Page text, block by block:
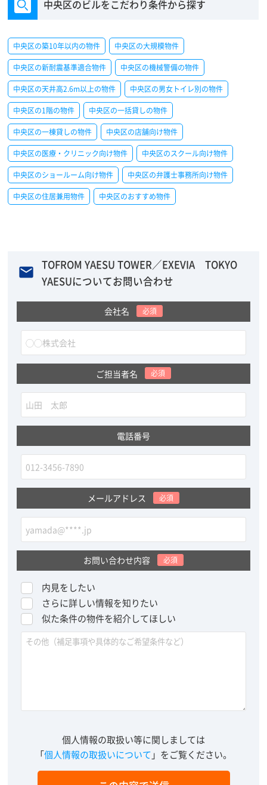
中央区のビルをこだわり条件から探す
中央区の築10年以内の物件 中央区の大規模物件
中央区の新耐震基準適合物件 中央区の機械警備の物件
中央区の天井高2.6m以上の物件 中央区の男女トイレ別の物件
中央区の1階の物件 中央区の一括貸しの物件
中央区の一棟貸しの物件 中央区の店舗向け物件
中央区の医療・クリニック向け物件 中央区のスクール向け物件
中央区のショールーム向け物件 中央区の弁護士事務所向け物件
中央区の住居兼用物件 中央区のおすすめ物件
TOFROM YAESU TOWER／EXEVIA TOKYO
YAESUについてお問い合わせ
会社名 必須
ご担当者名 必須
電話番号
メールアドレス 必須
お問い合わせ内容 必須
内見をしたい
さらに詳しい情報を知りたい
似た条件の物件を紹介してほしい
個人情報の取扱い等に関しましては
「個人情報の取扱いについて 」をご覧ください。